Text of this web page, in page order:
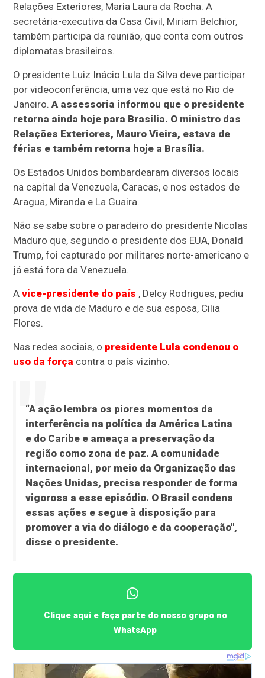
Relações Exteriores, Maria Laura da Rocha. A
secretária-executiva da Casa Civil, Miriam Belchior,
também participa da reunião, que conta com outros
diplomatas brasileiros.
O presidente Luiz Inácio Lula da Silva deve participar
por videoconferência, uma vez que está no Rio de
Janeiro.A assessoria informou que o presidente
retorna ainda hoje para Brasília. O ministro das
Relações Exteriores, Mauro Vieira, estava de
férias e também retorna hoje a Brasília.
Os Estados Unidos bombardearam diversos locais
na capital da Venezuela, Caracas, e nos estados de
Aragua, Miranda e La Guaira.
Não se sabe sobre o paradeiro do presidente Nicolas
Maduro que, segundo o presidente dos EUA, Donald
Trump, foi capturado por militares norte-americano e
já está fora da Venezuela.
Avice-presidente do país , Delcy Rodrigues, pediu
prova de vida de Maduro e de sua esposa, Cilia
Flores.
Nas redes sociais, o presidente Lula condenou o
uso da força contra o país vizinho.
“A ação lembra os piores momentos da
interferência na política da América Latina
e do Caribe e ameaça a preservação da
região como zona de paz. A comunidade
internacional, por meio da Organização das
Nações Unidas, precisa responder de forma
vigorosa a esse episódio. O Brasil condena
essas ações e segue à disposição para
promover a via do diálogo e da cooperação",
disse o presidente.
Clique aqui e faça parte do nosso grupo no
WhatsApp